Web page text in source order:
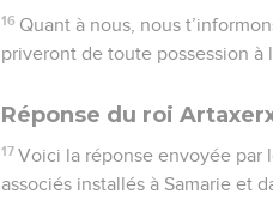
16 Quant à nous, nous
priveront de toute possession à
Réponse du roi
17 Voici la réponse envoyée par
associés installés à Samarie et